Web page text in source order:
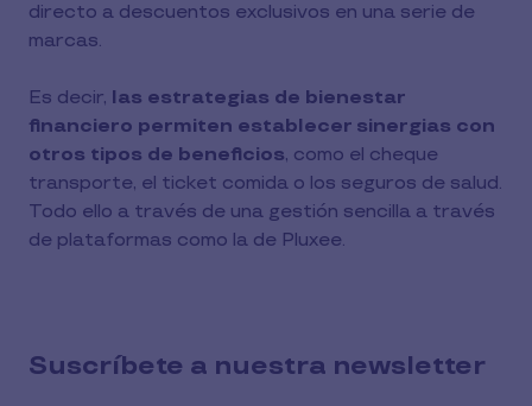
directo a descuentos exclusivos en una serie de
marcas.
Es decir, las estrategias de bienestar
financiero permiten establecer sinergias con
otros tipos de beneficios, como el cheque
transporte, el ticket comida o los seguros de salud.
Todo ello a través de una gestión sencilla a través
de plataformas como la de Pluxee.
Suscríbete a nuestra newsletter